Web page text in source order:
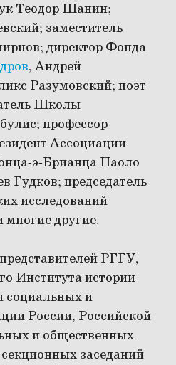
Теодор Шанин;
заместитель
директор Фонда
, Андрей
Разумовский; поэт
Школы
профессор
Ассоциации
э-Брианца Паоло
Гудков; председатель
исследований
другие.
РГГУ,
Института истории
и
России, Российской
и общественных
заседаний